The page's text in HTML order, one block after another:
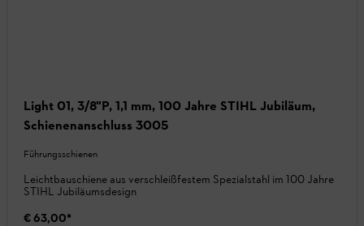
Light 01, 3/8"P, 1,1 mm, 100 Jahre STIHL Jubiläum,
Schienenanschluss 3005
Führungsschienen
Leichtbauschiene aus verschleißfestem Spezialstahl im 100 Jahre
STIHL Jubiläumsdesign
€ 63,00*